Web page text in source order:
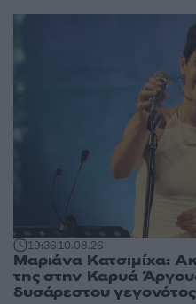
19:3610.08.26
Μαριάνα Κατσιμίχα:
της στην Καρυά
δυσάρεστου γεγονότος